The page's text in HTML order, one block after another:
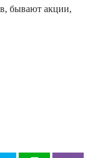
бывают акции,